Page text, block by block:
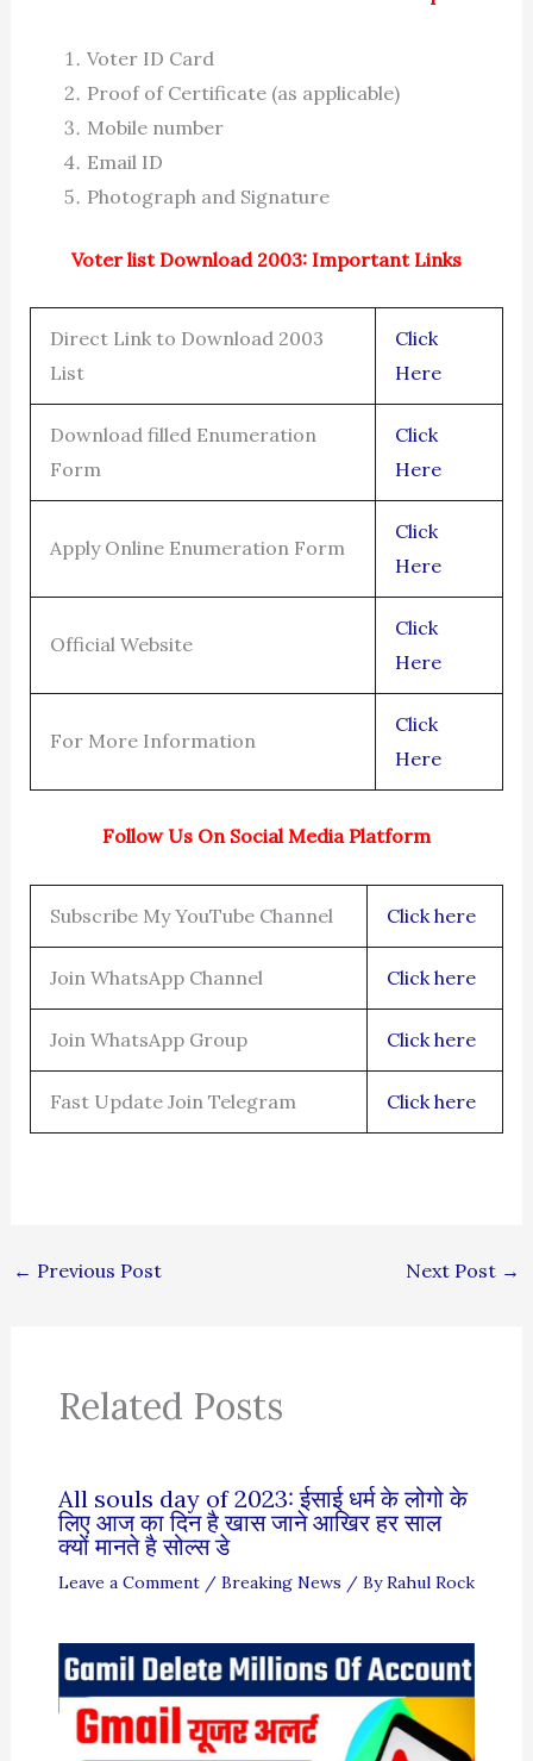
Voter ID Card
Proof of Certificate (as applicable)
Mobile number
Email ID
Photograph and Signature
Voter list Download 2003: Important Links
Direct Link to Download 2003
List
Click
Here
Download filled Enumeration
Form
Click
Here
Apply Online Enumeration Form
Click
Here
Official Website
Click
Here
For More Information
Click
Here
Follow Us On Social Media Platform
Subscribe My YouTube Channel Click here
Join WhatsApp Channel Click here
Join WhatsApp Group Click here
Fast Update Join Telegram Click here
← Previous Post Next Post →
Related Posts
All souls day of 2023: ईसाई धर्म के लोगो के
लिए आज का दिन है खास जाने आखिर हर साल
क्यों मानते है सोल्स डे
Leave a Comment / Breaking News / ByRahul Rock